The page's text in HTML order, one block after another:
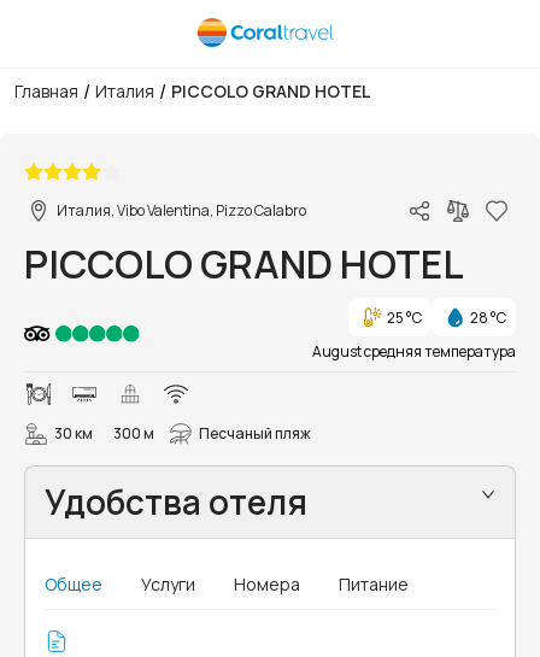
Главная / Италия / PICCOLO GRAND HOTEL
Италия, Vibo Valentina, Pizzo Calabro
PICCOLO GRAND HOTEL
25 °C
28 °C
August средняя температура
30 км 300 м Песчаный пляж
Удобства отеля
Общее Услуги Номера Питание